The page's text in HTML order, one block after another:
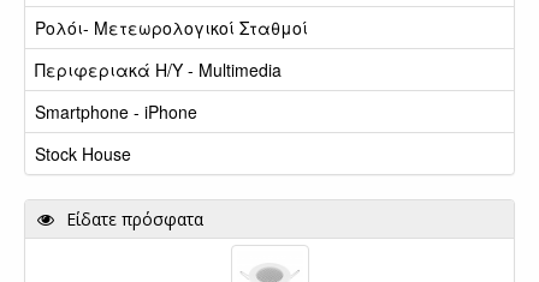
Ρολόι- Μετεωρολογικοί Σταθμοί
Περιφεριακά Η/Υ - Multimedia
Smartphone - iPhone
Stock House
Είδατε πρόσφατα